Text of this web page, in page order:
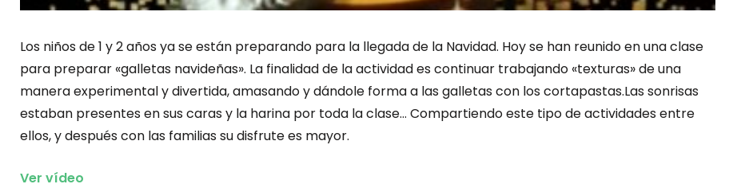
Los niños de 1 y 2 años ya se están preparando para la llegada de la Navidad. Hoy se han reunido en una clase
para preparar «galletas navideñas». La finalidad de la actividad es continuar trabajando «texturas» de una
manera experimental y divertida, amasando y dándole forma a las galletas con los cortapastas.Las sonrisas
estaban presentes en sus caras y la harina por toda la clase… Compartiendo este tipo de actividades entre
ellos, y después con las familias su disfrute es mayor.
Ver vídeo